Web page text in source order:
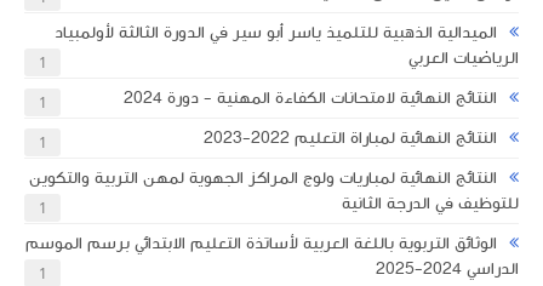
الميدالية الذهبية للتلميذ ياسر أبو سير في الدورة الثالثة لأولمبياد
الرياضيات العربي
1
النتائج النهائية لامتحانات الكفاءة المهنية - دورة 2024 1
النتائج النهائية لمباراة التعليم 2022-2023 1
النتائج النهائية لمباريات ولوج المراكز الجهوية لمهن التربية والتكوين
للتوظيف في الدرجة الثانية
1
الوثائق التربوية باللغة العربية لأساتذة التعليم الابتدائي برسم الموسم
الدراسي 2024-2025
1